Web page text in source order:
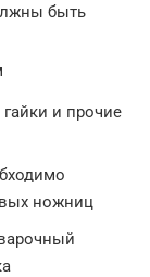
быть
и прочие
ножниц